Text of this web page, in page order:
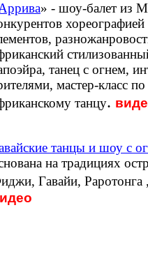
» - шоу-балет из
танец с огнем,
мастер-класс
танцу.
танцы и шоу с
на традициях
Гавайи, Раротонга